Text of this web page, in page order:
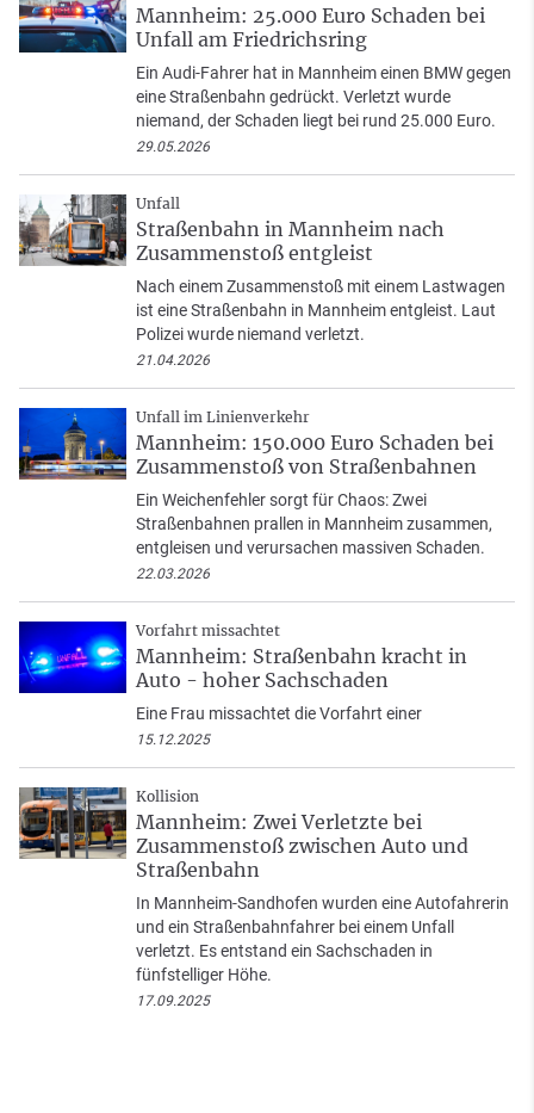
Mannheim: 25.000 Euro Schaden bei
Unfall am Friedrichsring
Ein Audi-Fahrer hat in Mannheim einen BMW gegen
eine Straßenbahn gedrückt. Verletzt wurde
niemand, der Schaden liegt bei rund 25.000 Euro.
29.05.2026
Unfall
Straßenbahn in Mannheim nach
Zusammenstoß entgleist
Nach einem Zusammenstoß mit einem Lastwagen
ist eine Straßenbahn in Mannheim entgleist. Laut
Polizei wurde niemand verletzt.
21.04.2026
Unfall im Linienverkehr
Mannheim: 150.000 Euro Schaden bei
Zusammenstoß von Straßenbahnen
Ein Weichenfehler sorgt für Chaos: Zwei
Straßenbahnen prallen in Mannheim zusammen,
entgleisen und verursachen massiven Schaden.
22.03.2026
Vorfahrt missachtet
Mannheim: Straßenbahn kracht in
Auto - hoher Sachschaden
Eine Frau missachtet die Vorfahrt einer
15.12.2025
Kollision
Mannheim: Zwei Verletzte bei
Zusammenstoß zwischen Auto und
Straßenbahn
In Mannheim-Sandhofen wurden eine Autofahrerin
und ein Straßenbahnfahrer bei einem Unfall
verletzt. Es entstand ein Sachschaden in
fünfstelliger Höhe.
17.09.2025